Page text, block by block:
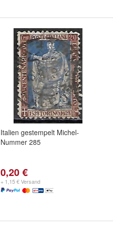
Italien gestempelt Michel-
Nummer 285
0,20 €
+ 1,15 € Versand